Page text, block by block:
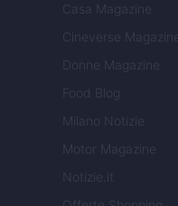
Casa Magazine
Cineverse Magazine
Donne Magazine
Food Blog
Milano Notizie
Motor Magazine
Notizie.it